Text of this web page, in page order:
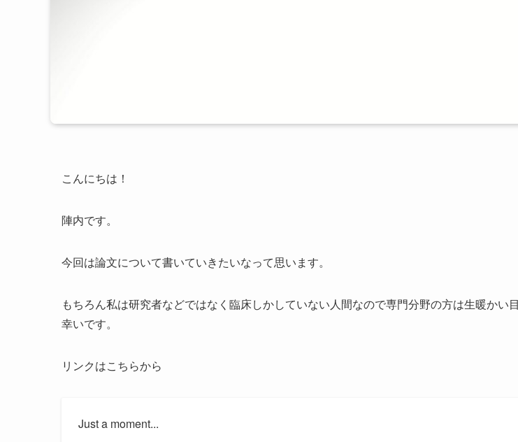
こんにちは！
陣内です。
今回は論文について書いていきたいなって思います。
もちろん私は研究者などではなく臨床しかしていない人間なので専門分野の方は生暖かい
幸いです。
リンクはこちらから
Just a moment...